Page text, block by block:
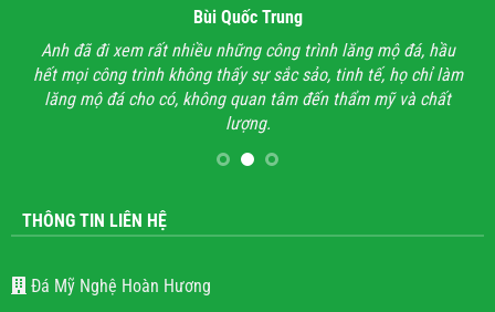
Bùi Quốc Trung
Anh đã đi xem rất nhiều những công trình lăng mộ đá, hầu
hết mọi công trình không thấy sự sắc sảo, tinh tế, họ chỉ làm
lăng mộ đá cho có, không quan tâm đến thẩm mỹ và chất
lượng.
THÔNG TIN LIÊN HỆ
Đá Mỹ Nghệ Hoàn Hương